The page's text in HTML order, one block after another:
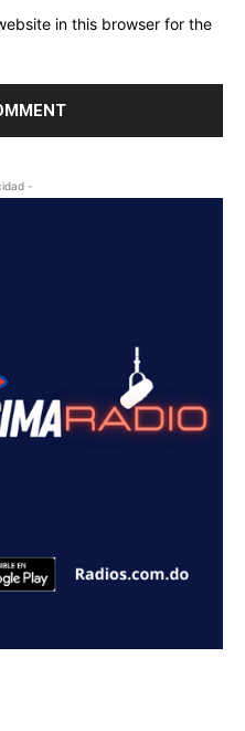
in this browser for the
-